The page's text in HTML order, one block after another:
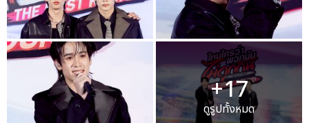
+17
ดูรูปทั้งหมด